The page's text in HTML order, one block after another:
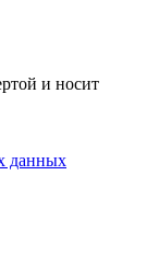
и носит
данных